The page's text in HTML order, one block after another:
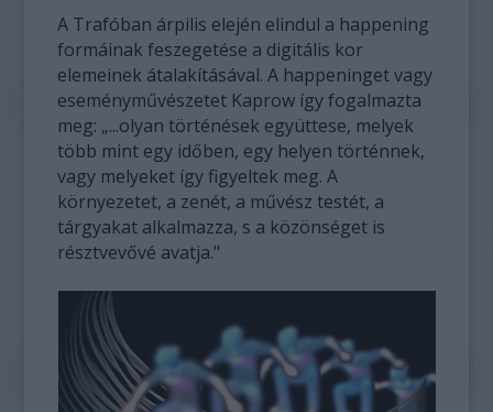
A Trafóban árpilis elején elindul a happening
formáinak feszegetése a digitális kor
elemeinek átalakításával. A happeninget vagy
eseményművészetet Kaprow így fogalmazta
meg: „...olyan történések együttese, melyek
több mint egy időben, egy helyen történnek,
vagy melyeket így figyeltek meg. A
környezetet, a zenét, a művész testét, a
tárgyakat alkalmazza, s a közönséget is
résztvevővé avatja."